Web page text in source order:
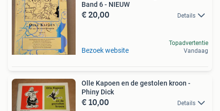
Band 6 - NIEUW
€ 20,00 Details
Bezoek website
Topadvertentie
Vandaag
Olle Kapoen en de gestolen kroon -
Phiny Dick
€ 10,00 Details